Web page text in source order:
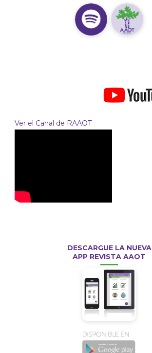
Ver el Canal de RAAOT
DESCARGUE LA NUEVA
APP REVISTA AAOT